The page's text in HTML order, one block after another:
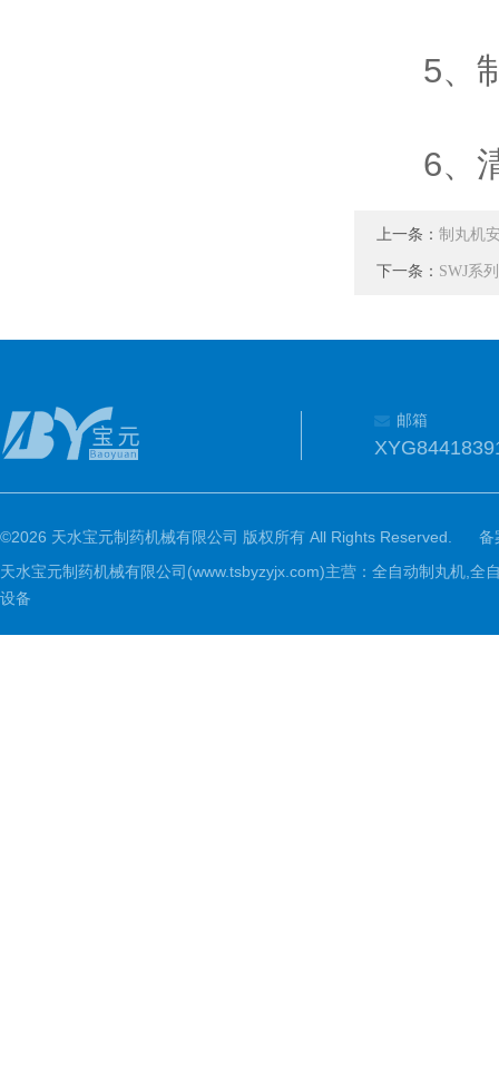
5、制
6、清
上一条： 制丸机
下一条： SWJ系
邮箱
©2026 天水宝元制药机械有限公司 版权所有 All Rights Reserved.
备
天水宝元制药机械有限公司(www.tsbyzyjx.com)主营：全自动制丸机,
设备